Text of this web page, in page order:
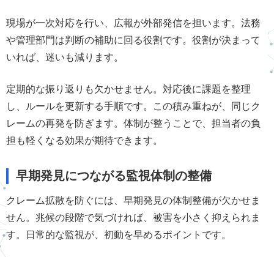
現場が一次対応を行い、広報が外部発信を担います。法務
や管理部門は判断の補助に回る役割です。役割が決まって
いれば、迷いも減ります。
定期的な振り返りも欠かせません。対応後に課題を整理
し、ルールを更新する手順です。この積み重ねが、同じク
レームの再発を防ぎます。体制が整うことで、担当者の負
担も軽くなる効果が期待できます。
早期発見につながる監視体制の整備
クレーム拡散を防ぐには、早期発見の体制整備が欠かせま
せん。兆候の段階で気づければ、被害を小さく抑えられま
す。日常的な監視が、初動を早めるポイントです。